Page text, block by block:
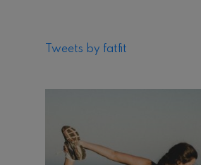
Tweets by fatfit